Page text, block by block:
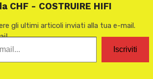
CHF - COSTRUIRE HIFI
gli ultimi articoli inviati alla tua e-mail.
Iscriviti